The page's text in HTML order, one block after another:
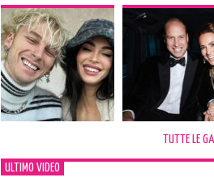
TUTTE LE
ULTIMO VIDEO